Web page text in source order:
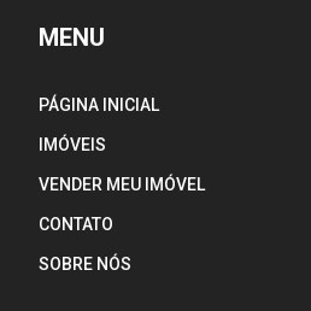
MENU
PÁGINA INICIAL
IMÓVEIS
VENDER MEU IMÓVEL
CONTATO
SOBRE NÓS